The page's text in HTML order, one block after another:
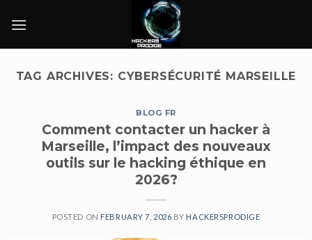
TAG ARCHIVES: CYBERSÉCURITÉ MARSEILLE
BLOG FR
Comment contacter un hacker à
Marseille, l’impact des nouveaux
outils sur le hacking éthique en
2026?
POSTED ON FEBRUARY 7, 2026 BY HACKERSPRODIGE